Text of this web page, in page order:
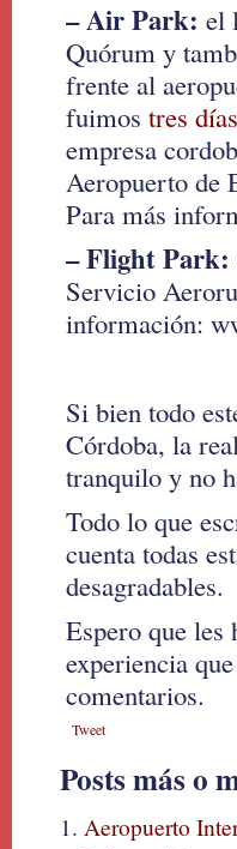
– Air Park: el
Quórum y
frente al
fuimos tres
empresa
Aeropuerto de
Para más
– Flight Park:
Servicio
información:
Si bien todo
Córdoba, la
tranquilo y no
Todo lo que
cuenta todas
desagradables.
Espero que les
experiencia
comentarios.
Tweet
Posts más o
Aeropuerto